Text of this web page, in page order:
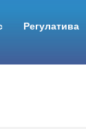
Регулатива